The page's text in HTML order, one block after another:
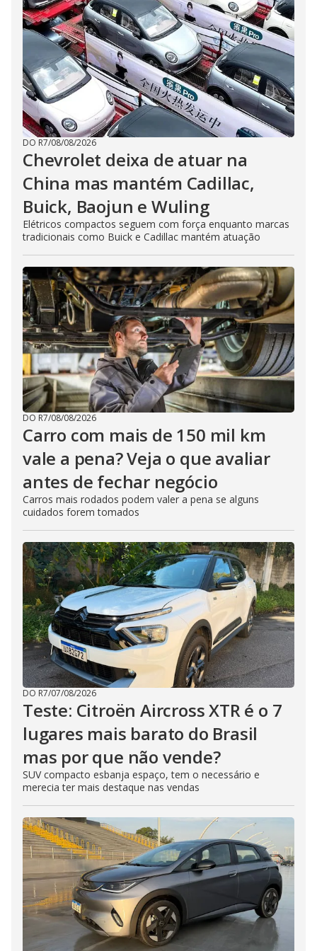
DO R7/08/08/2026
Chevrolet deixa de atuar na
China mas mantém Cadillac,
Buick, Baojun e Wuling
Elétricos compactos seguem com força enquanto marcas
tradicionais como Buick e Cadillac mantém atuação
DO R7/08/08/2026
Carro com mais de 150 mil km
vale a pena? Veja o que avaliar
antes de fechar negócio
Carros mais rodados podem valer a pena se alguns
cuidados forem tomados
DO R7/07/08/2026
Teste: Citroën Aircross XTR é o 7
lugares mais barato do Brasil
mas por que não vende?
SUV compacto esbanja espaço, tem o necessário e
merecia ter mais destaque nas vendas